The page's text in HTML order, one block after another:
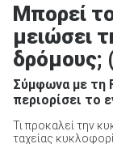
Μπορεί
μειώσει
δρόμους;
Σύμφωνα με τη
περιορίσει το
Τι προκαλεί την
ταχείας